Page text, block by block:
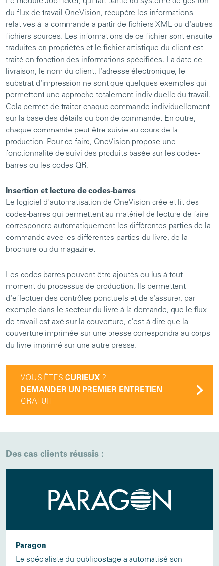
Le module JobTicket, qui fait partie du système de gestion
du flux de travail OneVision, récupère les informations
relatives à la commande à partir de fichiers XML ou d'autres
fichiers sources. Les informations de ce fichier sont ensuite
traduites en propriétés et le fichier artistique du client est
traité en fonction des informations spécifiées. La date de
livraison, le nom du client, l'adresse électronique, le
substrat d'impression ne sont que quelques exemples qui
permettent une approche totalement individuelle du travail.
Cela permet de traiter chaque commande individuellement
sur la base des détails du bon de commande. En outre,
chaque commande peut être suivie au cours de la
production. Pour ce faire, OneVision propose une
fonctionnalité de suivi des produits basée sur les codes-
barres ou les codes QR.
Insertion et lecture de codes-barres
Le logiciel d'automatisation de OneVision crée et lit des
codes-barres qui permettent au matériel de lecture de faire
correspondre automatiquement les différentes parties de la
commande avec les différentes parties du livre, de la
brochure ou du magazine.
Les codes-barres peuvent être ajoutés ou lus à tout
moment du processus de production. Ils permettent
d'effectuer des contrôles ponctuels et de s'assurer, par
exemple dans le secteur du livre à la demande, que le flux
de travail est axé sur la couverture, c'est-à-dire que la
couverture imprimée sur une presse correspondra au corps
du livre imprimé sur une autre presse.
VOUS ÊTES CURIEUX ?
DEMANDER UN PREMIER ENTRETIEN
GRATUIT
Des cas clients réussis :
Paragon
Le spécialiste du publipostage a automatisé son